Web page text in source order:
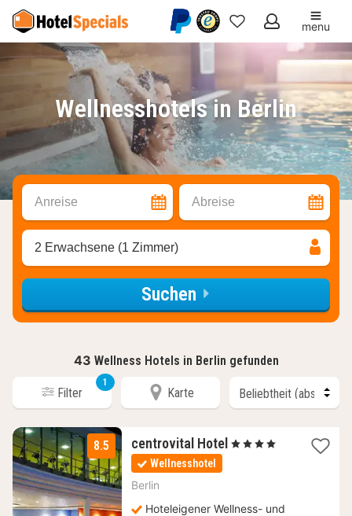
Meine
Favoriten
menu
Wellnesshotels in Berlin
Anreise Abreise
2 Erwachsene (1 Zimmer)
Suchen
43 Wellness Hotels in Berlin gefunden
Filter
1
Karte
8.5 centrovital Hotel 1
, 4 Sterne
Wellnesshotel
Berlin
Hoteleigener Wellness- und